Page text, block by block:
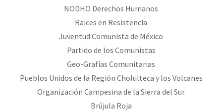
NODHO Derechos Humanos
Raices en Resistencia
Juventud Comunista de México
Partido de los Comunistas
Geo-Grafías Comunitarias
Pueblos Unidos de la Región Cholulteca y los Volcanes
Organización Campesina de la Sierra del Sur
Brújula Roja